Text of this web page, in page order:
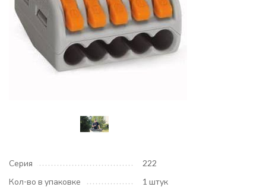
Серия
222
Кол-во в упаковке
1 штук